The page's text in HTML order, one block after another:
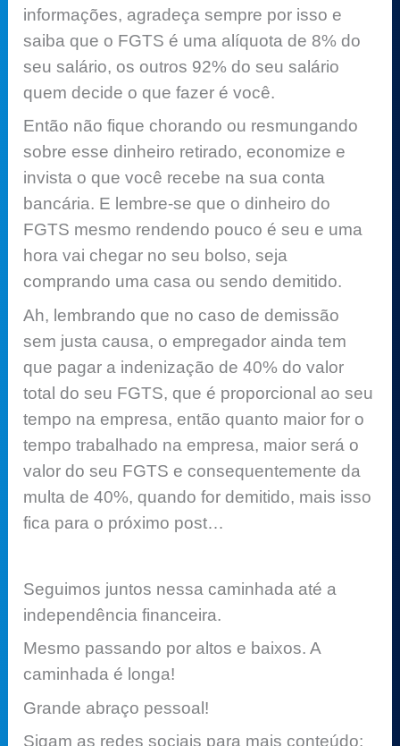
informações, agradeça sempre por isso e
saiba que o FGTS é uma alíquota de 8% do
seu salário, os outros 92% do seu salário
quem decide o que fazer é você.
Então não fique chorando ou resmungando
sobre esse dinheiro retirado, economize e
invista o que você recebe na sua conta
bancária. E lembre-se que o dinheiro do
FGTS mesmo rendendo pouco é seu e uma
hora vai chegar no seu bolso, seja
comprando uma casa ou sendo demitido.
Ah, lembrando que no caso de demissão
sem justa causa, o empregador ainda tem
que pagar a indenização de 40% do valor
total do seu FGTS, que é proporcional ao seu
tempo na empresa, então quanto maior for o
tempo trabalhado na empresa, maior será o
valor do seu FGTS e consequentemente da
multa de 40%, quando for demitido, mais isso
fica para o próximo post…
Seguimos juntos nessa caminhada até a
independência financeira.
Mesmo passando por altos e baixos. A
caminhada é longa!
Grande abraço pessoal!
Sigam as redes sociais para mais conteúdo: